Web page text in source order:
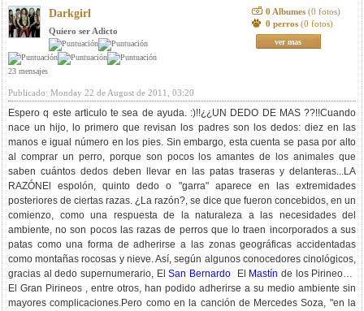
Darkgirl
Quiero ser Adicto
23 mensajes
0 Albumes (0 fotos)
0 perros (0 fotos)
ver mas
Publicado: Monday 22 de August de 2011, 03:20
Espero q este articulo te sea de ayuda. :)!!¿¿UN DEDO DE MAS ??!!Cuando
nace un hijo, lo primero que revisan los padres son los dedos: diez en las
manos e igual número en los pies. Sin embargo, esta cuenta se pasa por alto
al comprar un perro, porque son pocos los amantes de los animales que
saben cuántos dedos deben llevar en las patas traseras y delanteras...LA
RAZÓNEl espolón, quinto dedo o "garra" aparece en las extremidades
posteriores de ciertas razas. ¿La razón?, se dice que fueron concebidos, en un
comienzo, como una respuesta de la naturaleza a las necesidades del
ambiente, no son pocos las razas de perros que lo traen incorporados a sus
patas como una forma de adherirse a las zonas geográficas accidentadas
como montañas rocosas y nieve. Así, según algunos conocedores cinológicos,
gracias al dedo supernumerario, ElSan Bernardo El Mastín de los Pirineos y
El Gran Pirineos , entre otros, han podido adherirse a su medio ambiente sin
mayores complicaciones.Pero como en la canción de Mercedes Soza, "en la